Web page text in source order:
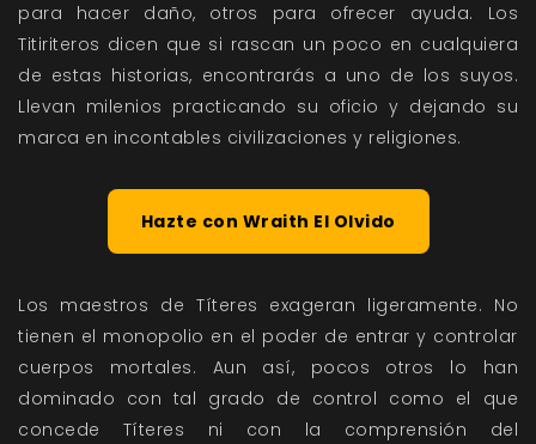
para hacer daño, otros para ofrecer ayuda. Los
Titiriteros dicen que si rascan un poco en cualquiera
de estas historias, encontrarás a uno de los suyos.
Llevan milenios practicando su oficio y dejando su
marca en incontables civilizaciones y religiones.
Hazte con Wraith El Olvido
Los maestros de Títeres exageran ligeramente. No
tienen el monopolio en el poder de entrar y controlar
cuerpos mortales. Aun así, pocos otros lo han
dominado con tal grado de control como el que
concede Títeres ni con la comprensión del